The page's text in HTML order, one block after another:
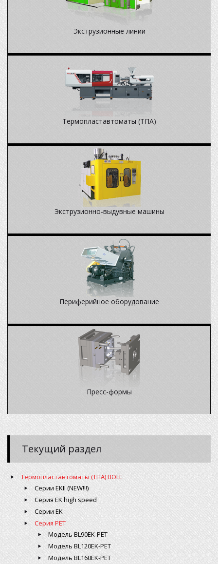
На складе
Контакты
Проектирование и изготовление пресс-форм для различных
Экструзионные линии
Термопластавтоматы (ТПА)
Экструзионно-выдувные машины
Периферийное оборудование
Пресс-формы
Текущий раздел
Термопластавтоматы (ТПА) BOLE
Cерии EKII (NEW!!!)
Cерия EK high speed
Cерии EK
Серия PET
Модель BL90EK-PET
Модель BL120EK-PET
Модель BL160EK-PET